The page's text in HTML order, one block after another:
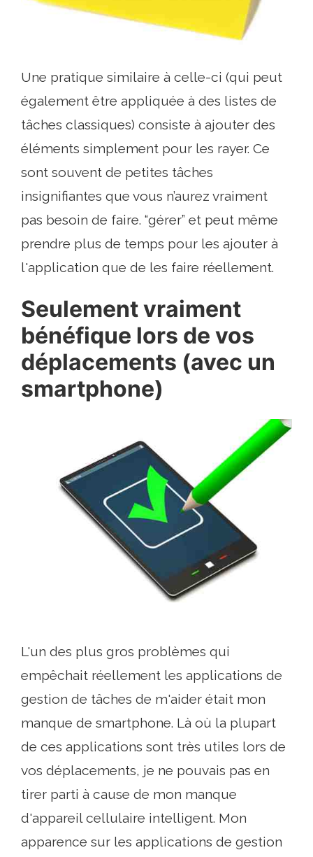
Une pratique similaire à celle-ci (qui peut
également être appliquée à des listes de
tâches classiques) consiste à ajouter des
éléments simplement pour les rayer. Ce
sont souvent de petites tâches
insignifiantes que vous n’aurez vraiment
pas besoin de faire. “gérer” et peut même
prendre plus de temps pour les ajouter à
l'application que de les faire réellement.
Seulement vraiment
bénéfique lors de vos
déplacements (avec un
smartphone)
L'un des plus gros problèmes qui
empêchait réellement les applications de
gestion de tâches de m'aider était mon
manque de smartphone. Là où la plupart
de ces applications sont très utiles lors de
vos déplacements, je ne pouvais pas en
tirer parti à cause de mon manque
d'appareil cellulaire intelligent. Mon
apparence sur les applications de gestion